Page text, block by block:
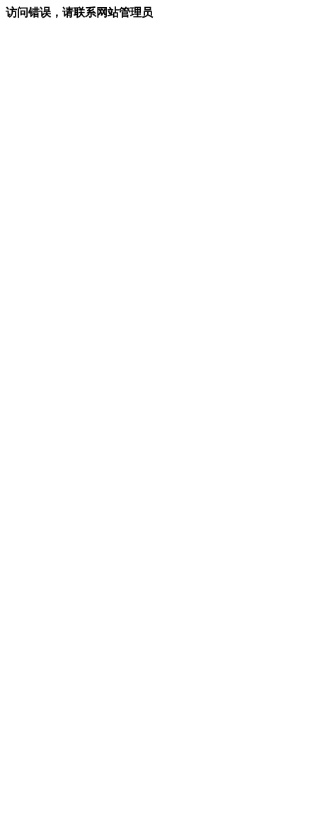
访问错误，请联系网站管理员